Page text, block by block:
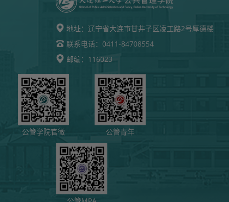
地址： 辽宁省大连市甘井子区凌工路2号厚德楼
联系电话： 0411-84708554
邮编： 116023
公管学院官微 公管青年